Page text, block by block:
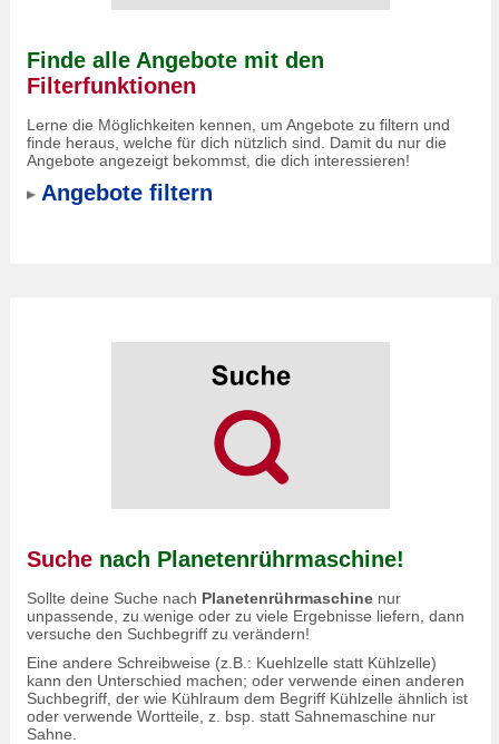
Finde alle Angebote mit den
Filterfunktionen
Lerne die Möglichkeiten kennen, um Angebote zu filtern und
finde heraus, welche für dich nützlich sind. Damit du nur die
Angebote angezeigt bekommst, die dich interessieren!
Angebote filtern
Suche nach Planetenrührmaschine!
Sollte deine Suche nach Planetenrührmaschine nur
unpassende, zu wenige oder zu viele Ergebnisse liefern, dann
versuche den Suchbegriff zu verändern!
Eine andere Schreibweise (z.B.: Kuehlzelle statt Kühlzelle)
kann den Unterschied machen; oder verwende einen anderen
Suchbegriff, der wie Kühlraum dem Begriff Kühlzelle ähnlich ist
oder verwende Wortteile, z. bsp. statt Sahnemaschine nur
Sahne.